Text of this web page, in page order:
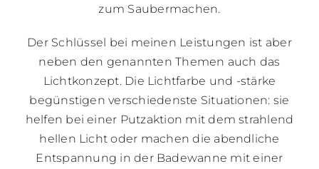
zum Saubermachen.
Der Schlüssel bei meinen Leistungen ist aber
neben den genannten Themen auch das
Lichtkonzept. Die Lichtfarbe und -stärke
begünstigen verschiedenste Situationen: sie
helfen bei einer Putzaktion mit dem strahlend
hellen Licht oder machen die abendliche
Entspannung in der Badewanne mit einer